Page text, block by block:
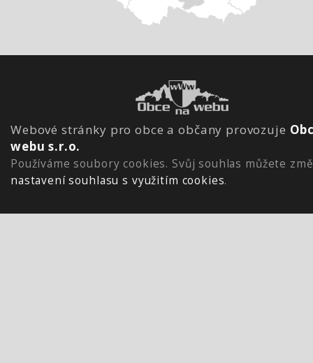
Webové stránky pro obce a občany provozuje
webu s.r.o.
Používáme soubory cookies. Svůj souhlas můžete
nastavení souhlasu s využitím cookies.